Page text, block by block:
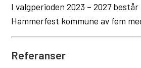
I valgperioden 2023 – 2027
Hammerfest kommune av fem
Referanser